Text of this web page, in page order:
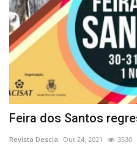
Feira dos Santos
Revista Descla Out 24, 2021 3530